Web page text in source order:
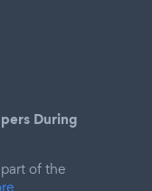
During
of the